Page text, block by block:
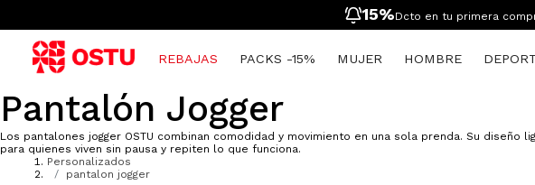
15%Dcto en tu primera
REBAJAS
Hombre
Infantil
Personajes
PACKS -15% MUJER
Packs -15%
NUEVO
Ropa Interior desde $9.900
Zapatos
HOMBRE
Packs -15%
NUEVO
Zapatos
Nueva Colección
Hombre
Mujer
Tarjetas regalo
Ver Todo
Spider Man
Toy Story
Niñas
Niños
Tarjetas regalo
Pantalón Jogger
Los pantalones jogger OSTU combinan comodidad y movimiento en una sola prenda. Su
para quienes viven sin pausa y repiten lo que funciona.
Personalizados
pantalon jogger